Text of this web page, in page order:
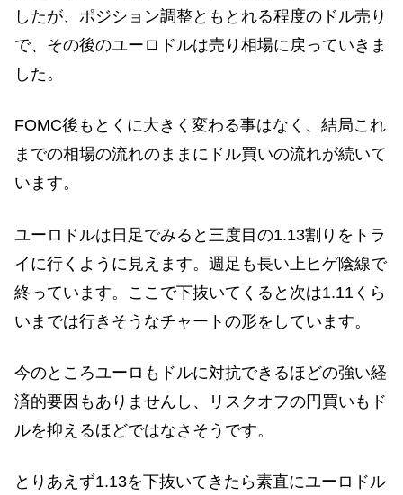
したが、ポジション調整ともとれる程度のドル売り
で、その後のユーロドルは売り相場に戻っていきま
した。
FOMC後もとくに大きく変わる事はなく、結局これ
までの相場の流れのままにドル買いの流れが続いて
います。
ユーロドルは日足でみると三度目の1.13割りをトラ
イに行くように見えます。週足も長い上ヒゲ陰線で
終っています。ここで下抜いてくると次は1.11くら
いまでは行きそうなチャートの形をしています。
今のところユーロもドルに対抗できるほどの強い経
済的要因もありませんし、リスクオフの円買いもド
ルを抑えるほどではなさそうです。
とりあえず1.13を下抜いてきたら素直にユーロドル